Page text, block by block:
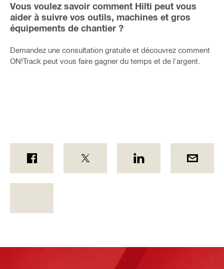
Vous voulez savoir comment Hilti peut vous
aider à suivre vos outils, machines et gros
équipements de chantier ?
Demandez une consultation gratuite et découvrez comment
ON!Track peut vous faire gagner du temps et de l'argent.